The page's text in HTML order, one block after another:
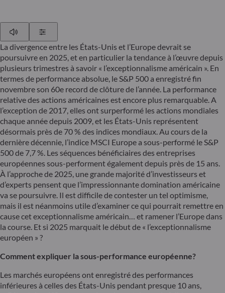
La divergence entre les États-Unis et l’Europe devrait se
poursuivre en 2025, et en particulier la tendance à l’œuvre depuis
plusieurs trimestres à savoir « l’exceptionnalisme américain ». En
termes de performance absolue, le S&P 500 a enregistré fin
novembre son 60e record de clôture de l’année. La performance
relative des actions américaines est encore plus remarquable. A
l’exception de 2017, elles ont surperformé les actions mondiales
chaque année depuis 2009, et les États-Unis représentent
désormais près de 70 % des indices mondiaux. Au cours de la
dernière décennie, l’indice MSCI Europe a sous-performé le S&P
500 de 7,7 %. Les séquences bénéficiaires des entreprises
européennes sous-performent également depuis près de 15 ans.
À l’approche de 2025, une grande majorité d’investisseurs et
d’experts pensent que l’impressionnante domination américaine
va se poursuivre. Il est difficile de contester un tel optimisme,
mais il est néanmoins utile d’examiner ce qui pourrait remettre en
cause cet exceptionnalisme américain… et ramener l’Europe dans
la course. Et si 2025 marquait le début de « l’exceptionnalisme
européen » ?
Comment expliquer la sous-performance européenne?
Les marchés européens ont enregistré des performances
inférieures à celles des États-Unis pendant presque 10 ans,